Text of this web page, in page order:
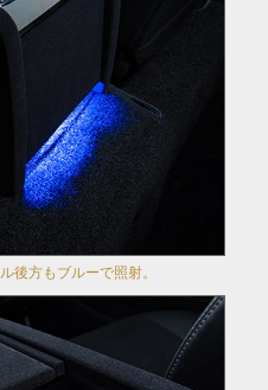
後方もブルーで照射。